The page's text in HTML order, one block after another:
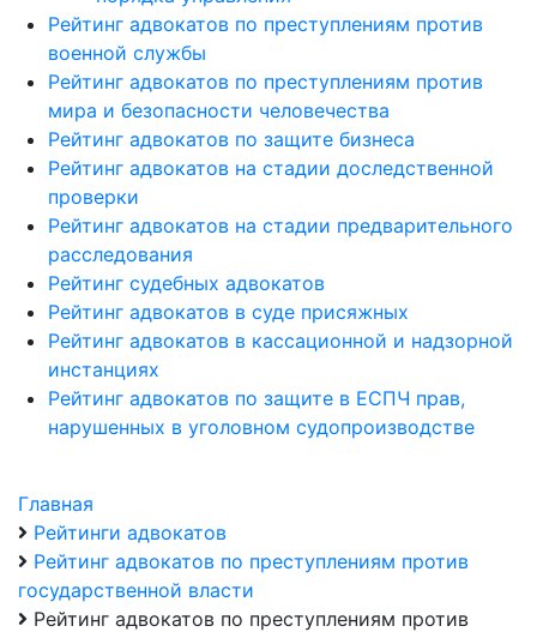
Рейтинг адвокатов по преступлениям против
военной службы
Рейтинг адвокатов по преступлениям против
мира и безопасности человечества
Рейтинг адвокатов по защите бизнеса
Рейтинг адвокатов на стадии доследственной
проверки
Рейтинг адвокатов на стадии предварительного
расследования
Рейтинг судебных адвокатов
Рейтинг адвокатов в суде присяжных
Рейтинг адвокатов в кассационной и надзорной
инстанциях
Рейтинг адвокатов по защите в ЕСПЧ прав,
нарушенных в уголовном судопроизводстве
Главная
Рейтинги адвокатов
Рейтинг адвокатов по преступлениям против
государственной власти
Рейтинг адвокатов по преступлениям против